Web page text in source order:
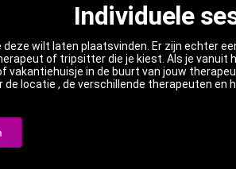
Individuele
wilt laten plaatsvinden. Er zijn echter
of tripsitter die je kiest. Als je
vakantiehuisje in de buurt van jouw
locatie , de verschillende therapeuten en